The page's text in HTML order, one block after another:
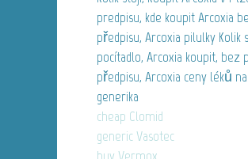
predpisu, kde koupit Arcoxia
předpisu, Arcoxia pilulky Kolik
pocítadlo, Arcoxia koupit, bez
předpisu, Arcoxia ceny léků
generika
cheap Clomid
generic Vasotec